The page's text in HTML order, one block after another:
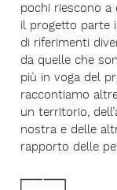
pochi riescono a
il progetto parte
di riferimenti
da quelle che
più in voga del
raccontiamo
un territorio,
nostra e delle
rapporto delle